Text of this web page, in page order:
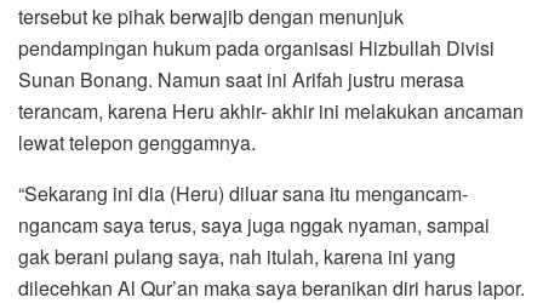
tersebut ke pihak berwajib dengan menunjuk
pendampingan hukum pada organisasi Hizbullah Divisi
Sunan Bonang. Namun saat ini Arifah justru merasa
terancam, karena Heru akhir- akhir ini melakukan ancaman
lewat telepon genggamnya.
“Sekarang ini dia (Heru) diluar sana itu mengancam-
ngancam saya terus, saya juga nggak nyaman, sampai
gak berani pulang saya, nah itulah, karena ini yang
dilecehkan Al Qur’an maka saya beranikan diri harus lapor.